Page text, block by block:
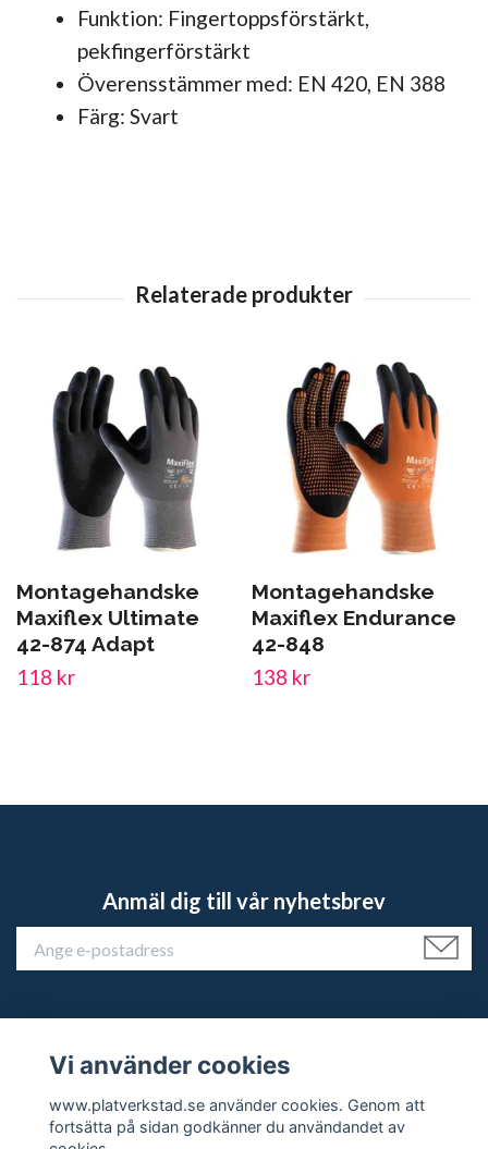
Funktion: Fingertoppsförstärkt,
pekfingerförstärkt
Överensstämmer med: EN 420, EN 388
Färg: Svart
Montagehandske
Maxiflex Ultimate
42-874 Adapt
118 kr
Montagehandske
Maxiflex Endurance
42-848
138 kr
Anmäl dig till vår nyhetsbrev
Kundtjänst
Sociala medier
Vi använder cookies
www.platverkstad.se använder cookies. Genom att
fortsätta på sidan godkänner du användandet av